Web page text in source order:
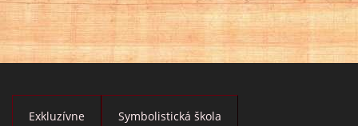
Exkluzívne Symbolistická škola